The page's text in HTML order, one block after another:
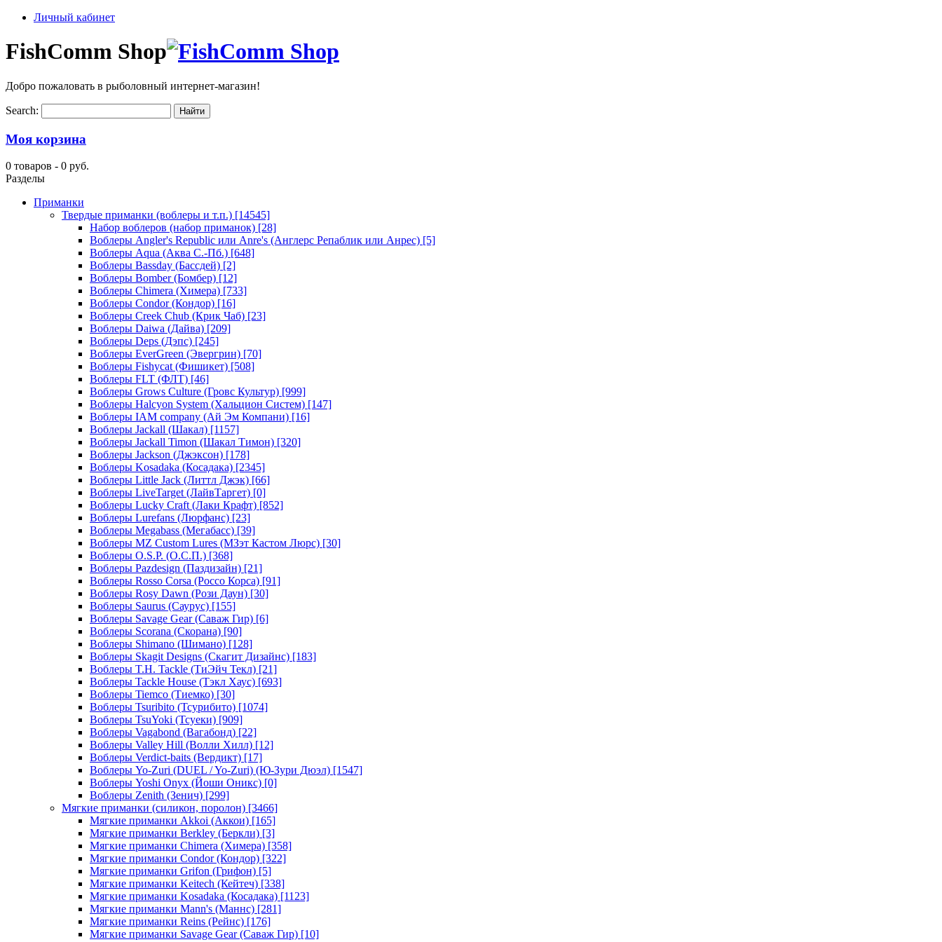
Личный кабинет
FishComm Shop
Добро пожаловать в рыболовный интернет-магазин!
Search:
Моя корзина
0 товаров - 0 руб.
Разделы
Приманки
Твердые приманки (воблеры и т.п.) [14545]
Набор воблеров (набор приманок) [28]
Воблеры Angler's Republic или Anre's (Англерс Репаблик или Анрес) [5]
Воблеры Aqua (Аква С.-Пб.) [648]
Воблеры Bassday (Бассдей) [2]
Воблеры Bomber (Бомбер) [12]
Воблеры Chimera (Химера) [733]
Воблеры Condor (Кондор) [16]
Воблеры Creek Chub (Крик Чаб) [23]
Воблеры Daiwa (Дайва) [209]
Воблеры Deps (Дэпс) [245]
Воблеры EverGreen (Эвергрин) [70]
Воблеры Fishycat (Фишикет) [508]
Воблеры FLT (ФЛТ) [46]
Воблеры Grows Culture (Гровс Культур) [999]
Воблеры Halcyon System (Хальцион Систем) [147]
Воблеры IAM company (Ай Эм Компани) [16]
Воблеры Jackall (Шакал) [1157]
Воблеры Jackall Timon (Шакал Тимон) [320]
Воблеры Jackson (Джэксон) [178]
Воблеры Kosadaka (Косадака) [2345]
Воблеры Little Jack (Литтл Джэк) [66]
Воблеры LiveTarget (ЛайвТаргет) [0]
Воблеры Lucky Craft (Лаки Крафт) [852]
Воблеры Lurefans (Люрфанс) [23]
Воблеры Megabass (Мегабасс) [39]
Воблеры MZ Custom Lures (МЗэт Кастом Люрс) [30]
Воблеры O.S.P. (О.С.П.) [368]
Воблеры Pazdesign (Паздизайн) [21]
Воблеры Rosso Corsa (Россо Корса) [91]
Воблеры Rosy Dawn (Рози Даун) [30]
Воблеры Saurus (Саурус) [155]
Воблеры Savage Gear (Саваж Гир) [6]
Воблеры Scorana (Скорана) [90]
Воблеры Shimano (Шимано) [128]
Воблеры Skagit Designs (Скагит Дизайнс) [183]
Воблеры T.H. Tackle (ТиЭйч Текл) [21]
Воблеры Tackle House (Тэкл Хаус) [693]
Воблеры Tiemco (Тиемко) [30]
Воблеры Tsuribito (Тсурибито) [1074]
Воблеры TsuYoki (Тсуеки) [909]
Воблеры Vagabond (Вагабонд) [22]
Воблеры Valley Hill (Волли Хилл) [12]
Воблеры Verdict-baits (Вердикт) [17]
Воблеры Yo-Zuri (DUEL / Yo-Zuri) (Ю-Зури Дюэл) [1547]
Воблеры Yoshi Onyx (Йоши Оникс) [0]
Воблеры Zenith (Зенич) [299]
Мягкие приманки (силикон, поролон) [3466]
Мягкие приманки Akkoi (Аккои) [165]
Мягкие приманки Berkley (Беркли) [3]
Мягкие приманки Chimera (Химера) [358]
Мягкие приманки Condor (Кондор) [322]
Мягкие приманки Grifon (Грифон) [5]
Мягкие приманки Keitech (Кейтеч) [338]
Мягкие приманки Kosadaka (Косадака) [1123]
Мягкие приманки Mann's (Маннс) [281]
Мягкие приманки Reins (Рейнс) [176]
Мягкие приманки Savage Gear (Саваж Гир) [10]